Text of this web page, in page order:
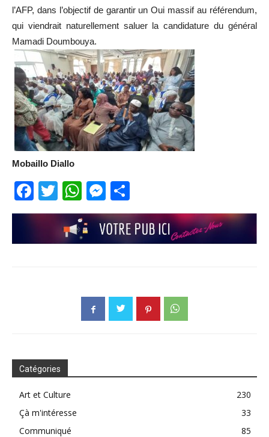
l’AFP, dans l’objectif de garantir un Oui massif au référendum,
qui viendrait naturellement saluer la candidature du général
Mamadi Doumbouya.
Mobaillo Diallo
Facebook
TwitterWhatsApp
Messenger
Catégories
Art et Culture
230
Çà m'intéresse
33
Communiqué
85